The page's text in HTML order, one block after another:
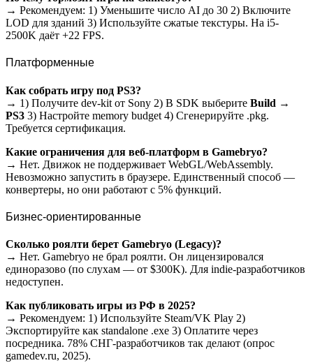
→ Рекомендуем: 1) Уменьшите число AI до 30 2) Включите
LOD для зданий 3) Используйте сжатые текстуры. На i5-
2500K даёт +22 FPS.
Платформенные
Как собрать игру под PS3?
→ 1) Получите dev-kit от Sony 2) В SDK выберите Build →
PS3 3) Настройте memory budget 4) Сгенерируйте .pkg.
Требуется сертификация.
Какие ограничения для веб-платформ в Gamebryo?
→ Нет. Движок не поддерживает WebGL/WebAssembly.
Невозможно запустить в браузере. Единственный способ —
конвертеры, но они работают с 5% функций.
Бизнес-ориентированные
Сколько роялти берет Gamebryo (Legacy)?
→ Нет. Gamebryo не брал роялти. Он лицензировался
единоразово (по слухам — от $300K). Для indie-разработчиков
недоступен.
Как публиковать игры из РФ в 2025?
→ Рекомендуем: 1) Используйте Steam/VK Play 2)
Экспортируйте как standalone .exe 3) Оплатите через
посредника. 78% СНГ-разработчиков так делают (опрос
gamedev.ru, 2025).